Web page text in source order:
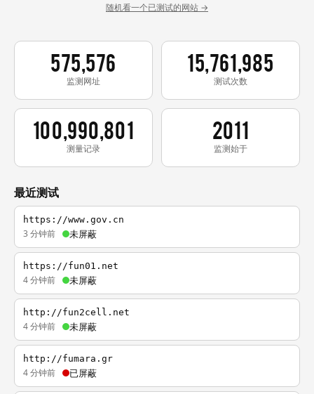
随机看一个已测试的网站 →
575,576
监测网址
15,761,985
测试次数
100,990,801
测量记录
2011
监测始于
最近测试
https://www.gov.cn
3 分钟前 未屏蔽
https://fun01.net
4 分钟前 未屏蔽
http://fun2cell.net
4 分钟前 未屏蔽
http://fumara.gr
4 分钟前 已屏蔽